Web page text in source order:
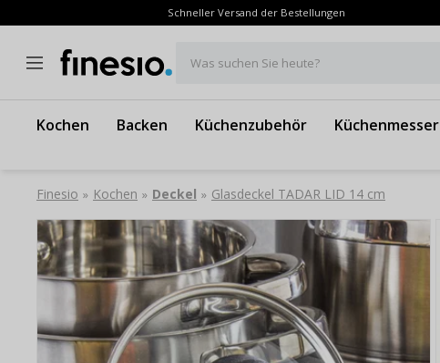
Schneller Versand der Bestellungen
Was suchen Sie heute?
Kochen Backen Küchenzubehör Küchenmesser
Finesio » Kochen » Deckel » Glasdeckel TADAR LID 14 cm